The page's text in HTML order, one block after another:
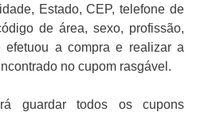
Estado, CEP, telefone de
de área, sexo, profissão,
a compra e realizar a
no cupom rasgável.
guardar todos os cupons